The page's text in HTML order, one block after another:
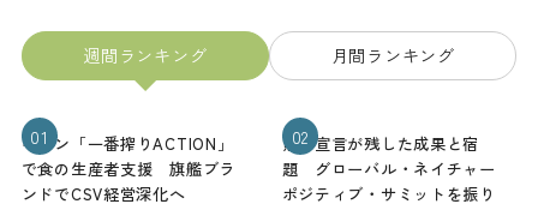
週間ランキング 月間ランキング
01
キリン「一番搾りACTION」
で食の生産者支援 旗艦ブラ
ンドでCSV経営深化へ
02
熊本宣言が残した成果と宿
題 グローバル・ネイチャー
ポジティブ・サミットを振り